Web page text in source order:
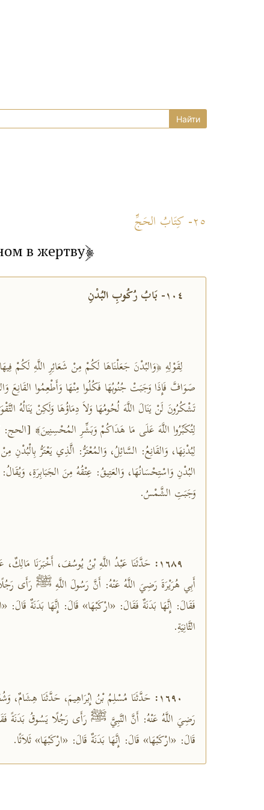
٢٥- كِتَابُ الحَجِّ
в жертву
١٠٤- بَابُ رُكُوبِ البُدْنِ
لِقَوْلِهِ ﴿وَالبُدْنَ جَعَلْنَاهَا لَكُمْ مِنْ شَعَائِرِ اللَّهِ لَكُمْ
صَوَافَّ فَإِذَا وَجَبَتْ جُنُوبُهَا فَكُلُوا مِنْهَا وَأَطْعِمُوا
تَشْكُرُونَ لَنْ يَنَالَ اللَّهَ لُحُومُهَا وَلاَ دِمَاؤُهَا وَلَكِنْ
لِبُدْنِهَا، وَالقَانِعُ: السَّائِلُ، وَالمُعْتَرُّ: الَّذِي يَعْتَرُّ
البُدْنِ وَاسْتِحْسَانُهَا، وَالعَتِيقُ: عِتْقُهُ مِنَ الجَبَابِرَةِ،
وَجَبَتِ الشَّمْسُ.
١٦٨٩: حَدَّثَنَا عَبْدُ اللَّهِ بْنُ يُوسُفَ، أَخْبَرَنَا
أَبِي هُرَيْرَةَ رَضِيَ اللَّهُ عَنْهُ: أَنَّ رَسُولَ اللَّهِ ﷺ رَأَى
فَقَالَ: إِنَّهَا بَدَنَةٌ فَقَالَ: «ارْكَبْهَا» قَالَ: إِنَّهَا بَدَنَةٌ قَالَ:
الثَّانِيَةِ.
١٦٩٠: حَدَّثَنَا مُسْلِمُ بْنُ إِبْرَاهِيمَ، حَدَّثَنَا هِشَامٌ،
رَضِيَ اللَّهُ عَنْهُ: أَنَّ النَّبِيَّ ﷺ رَأَى رَجُلًا يَسُوقُ بَدَنَةً
قَالَ: «ارْكَبْهَا» قَالَ: إِنَّهَا بَدَنَةٌ قَالَ: «ارْكَبْهَا» ثَلاَثًا.